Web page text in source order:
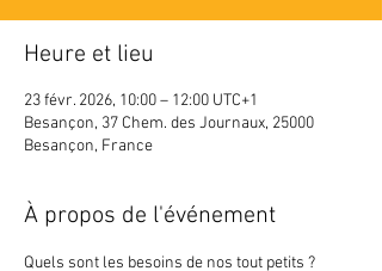
Heure et lieu
23 févr. 2026, 10:00 – 12:00 UTC+1
Besançon, 37 Chem. des Journaux, 25000
Besançon, France
À propos de l'événement
Quels sont les besoins de nos tout petits ?